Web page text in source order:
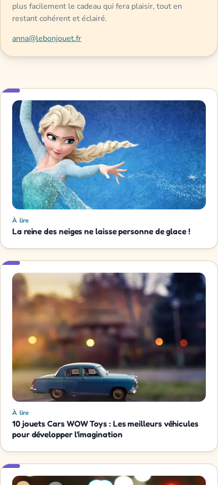
plus facilement le cadeau qui fera plaisir, tout en
restant cohérent et éclairé.
anna@lebonjouet.fr
À lire
La reine des neiges ne laisse personne de glace !
À lire
10 jouets Cars WOW Toys : Les meilleurs véhicules
pour développer l'imagination